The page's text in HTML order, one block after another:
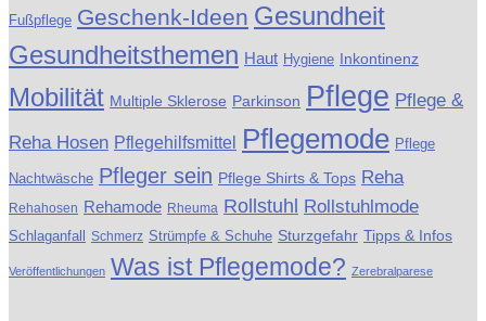
Fußpflege Geschenk-Ideen Gesundheit
Gesundheitsthemen Haut Hygiene Inkontinenz
Mobilität Multiple Sklerose Parkinson Pflege Pflege &
Reha Hosen Pflegehilfsmittel Pflegemode Pflege
Nachtwäsche Pfleger sein Pflege Shirts & Tops Reha
Rehahosen Rehamode Rheuma Rollstuhl Rollstuhlmode
Schlaganfall Schmerz Strümpfe & Schuhe Sturzgefahr Tipps & Infos
Veröffentlichungen Was ist Pflegemode? Zerebralparese